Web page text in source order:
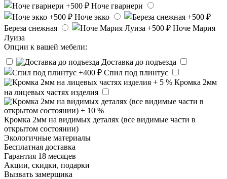
Ноче гварнери
Ноче экко
Береза снежная
Ноче Мария
Луиза
Опции к вашей мебели:
Доставка до подъезда
Спил под плинтус
Кромка 2мм
на лицевых частях изделия
Кромка 2мм на видимых деталях (все видимые части в
открытом состоянии)
Экологичные материалы
Бесплатная доставка
Гарантия 18 месяцев
Акции, скидки, подарки
Вызвать замерщика